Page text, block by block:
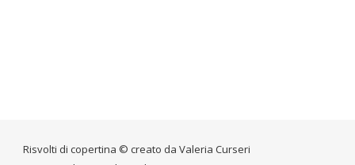
Risvolti di copertina © creato da Valeria Curseri